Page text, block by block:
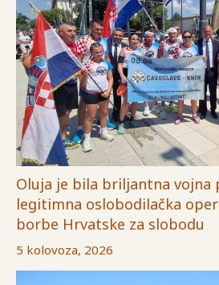
Oluja je bila briljantna vojna
legitimna oslobodilačka
borbe Hrvatske za slobodu
5 kolovoza, 2026